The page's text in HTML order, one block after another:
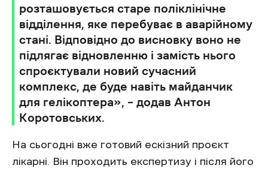
розташовується старе поліклінічне
відділення, яке перебуває в аварійному
стані. Відповідно до висновку воно не
підлягає відновленню і замість нього
спроєктували новий сучасний
комплекс, де буде навіть майданчик
для гелікоптера», – додав Антон
Коротовських.
На сьогодні вже готовий ескізний проєкт
лікарні. Він проходить експертизу і після його